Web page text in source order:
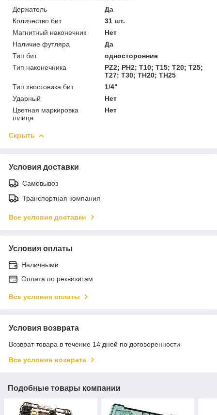
Держатель
Да
Количество бит
31 шт.
Магнитный наконечник
Нет
Наличие футляра
Да
Тип бит
односторонние
Тип наконечника
PZ2; PH2; T10; T15; T20; T25;
T27; T30; TH20; TH25
Тип хвостовика бит
1/4"
Ударный
Нет
Цветная маркировка
шлица
Нет
Скрыть
Условия доставки
Самовывоз
Транспортная компания
Все условия доставки
Условия оплаты
Наличными
Оплата по реквизитам
Все условия оплаты
Условия возврата
Возврат товара в течение 14 дней по договоренности
Все условия возврата
Подобные товары компании